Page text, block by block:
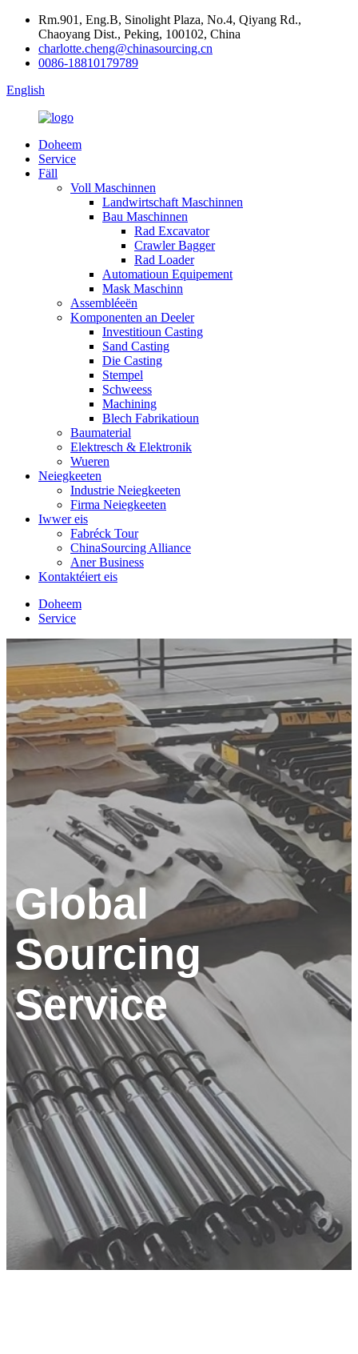
Rm.901, Eng.B, Sinolight Plaza, No.4, Qiyang Rd.,
Chaoyang Dist., Peking, 100102, China
charlotte.cheng@chinasourcing.cn
0086-18810179789
English
Doheem
Service
Fäll
Voll Maschinnen
Landwirtschaft Maschinnen
Bau Maschinnen
Rad Excavator
Crawler Bagger
Rad Loader
Automatioun Equipement
Mask Maschinn
Assembléeën
Komponenten an Deeler
Investitioun Casting
Sand Casting
Die Casting
Stempel
Schweess
Machining
Blech Fabrikatioun
Baumaterial
Elektresch & Elektronik
Wueren
Neiegkeeten
Industrie Neiegkeeten
Firma Neiegkeeten
Iwwer eis
Fabréck Tour
ChinaSourcing Alliance
Aner Business
Kontaktéiert eis
Doheem
Service
Global
Sourcing
Service